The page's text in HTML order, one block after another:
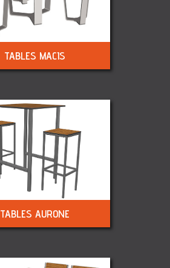
TABLES MACIS
TABLES AURONE